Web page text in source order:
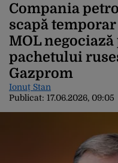
Compania
scapă
MOL
pachetului
Gazprom
Ionuț Stan
Publicat: 17.06.2026, 09:05